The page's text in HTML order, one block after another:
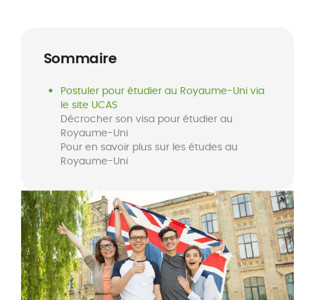
Sommaire
Postuler pour étudier au Royaume-Uni via
le site UCAS
Décrocher son visa pour étudier au
Royaume-Uni
Pour en savoir plus sur les études au
Royaume-Uni